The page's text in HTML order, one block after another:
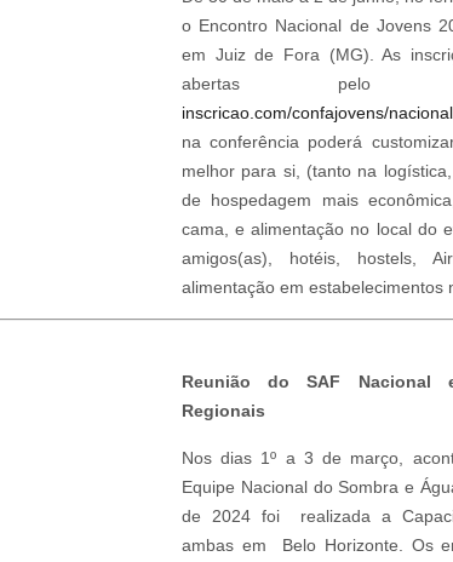
o Encontro Nacional de Jovens
em Juiz de Fora (MG). As
abertas
inscricao.com/confajovens/
na conferência poderá
melhor para si, (tanto na
de hospedagem mais
cama, e alimentação no local do
amigos(as), hotéis, hostels,
alimentação em estabelecimentos
Reunião do SAF Nacional
Regionais
Nos dias 1º a 3 de março,
Equipe Nacional do Sombra e
de 2024 foi realizada a
ambas em Belo Horizonte. Os